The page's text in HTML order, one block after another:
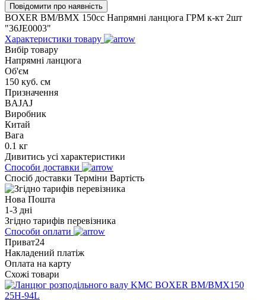
Повідомити про наявність
BOXER BM/ВМX 150cc Напрямні ланцюга ГРМ к-кт 2шт
"36JE0003"
Характеристики товару
Вибір товару
Напрямні ланцюга
Об'єм
150 куб. см
Призначення
BAJAJ
Виробник
Китай
Вага
0.1 кг
Дивитись усі характеристики
Способи доставки
Спосіб доставки Терміни Вартість
Нова Пошта
1-3 дні
Згідно тарифів перевізника
Способи оплати
Приват24
Накладений платіж
Оплата на карту
Схожі товари